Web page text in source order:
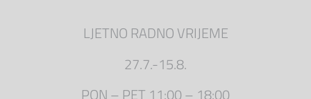
LJETNO RADNO VRIJEME
27.7.-15.8.
PON – PET 11:00 – 18:00